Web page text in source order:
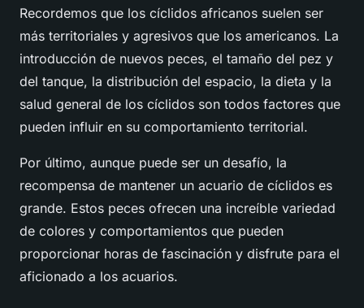
Recordemos que los cíclidos africanos suelen ser
más territoriales y agresivos que los americanos. La
introducción de nuevos peces, el tamaño del pez y
del tanque, la distribución del espacio, la dieta y la
salud general de los cíclidos son todos factores que
pueden influir en su comportamiento territorial.
Por último, aunque puede ser un desafío, la
recompensa de mantener un acuario de cíclidos es
grande. Estos peces ofrecen una increíble variedad
de colores y comportamientos que pueden
proporcionar horas de fascinación y disfrute para el
aficionado a los acuarios.